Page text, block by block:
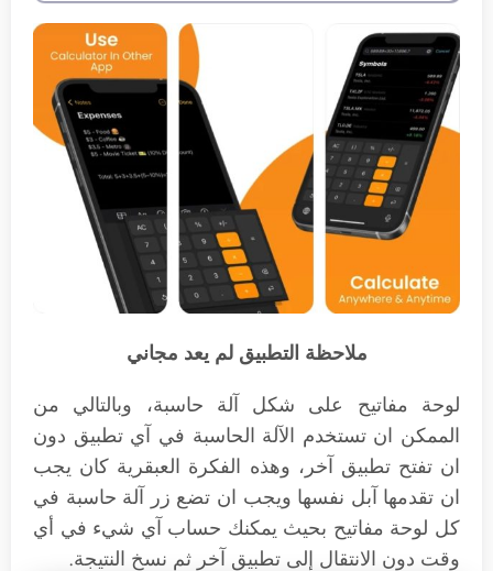
ملاحظة التطبيق لم يعد مجاني
لوحة مفاتيح على شكل آلة حاسبة، وبالتالي من
الممكن ان تستخدم الآلة الحاسبة في آي تطبيق دون
ان تفتح تطبيق آخر، وهذه الفكرة العبقرية كان يجب
ان تقدمها آبل نفسها ويجب ان تضع زر آلة حاسبة في
كل لوحة مفاتيح بحيث يمكنك حساب آي شيء في أي
وقت دون الانتقال إلى تطبيق آخر ثم نسخ النتيجة.